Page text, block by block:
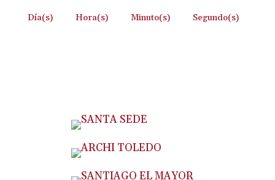
Día(s) Hora(s) Minuto(s) Segundo(s)